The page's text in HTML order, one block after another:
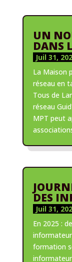
UN
DANS
Juil 31,
La Maison
réseau en
Tous de
réseau
MPT peut
DES
Juil 31,
En 2025 :
formation